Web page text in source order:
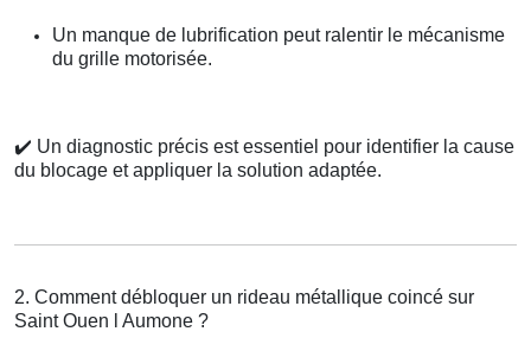
Un manque de lubrification peut ralentir le mécanisme
du grille motorisée.
✔️ Un diagnostic précis est essentiel pour identifier la cause
du blocage et appliquer la solution adaptée.
2. Comment débloquer un rideau métallique coincé sur
Saint Ouen l Aumone ?